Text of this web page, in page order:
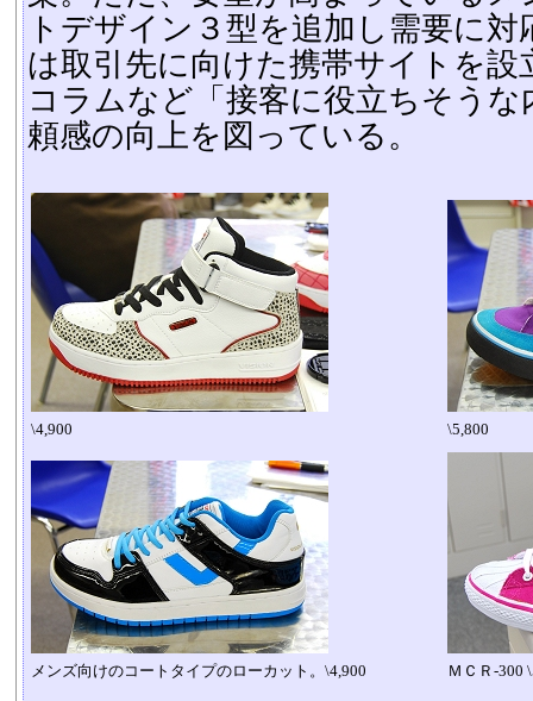
トデザイン３型を追加し需要に
は取引先に向けた携帯サイトを設
コラムなど「接客に役立ちそう
頼感の向上を図っている。
\4,900 \5,800
メンズ向けのコートタイプのローカット。\4,900 ＭＣＲ-300